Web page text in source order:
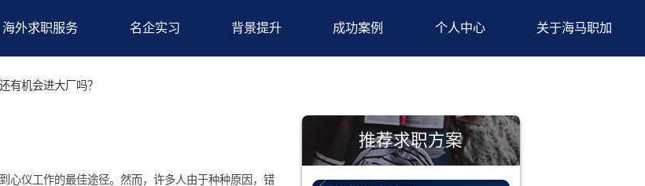
海外求职服务 名企实习 背景提升 成功案例 个人中心
过校招还有机会进大厂吗？
推荐求职方案